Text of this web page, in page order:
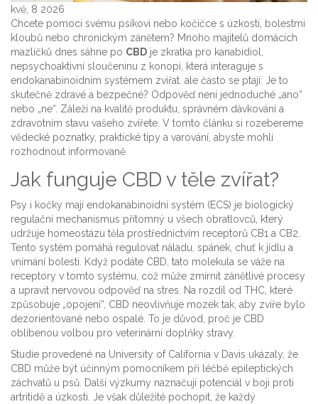
kvě, 8 2026
Chcete pomoci svému psíkovi nebo kočičce s úzkostí, bolestmi
kloubů nebo chronickým zánětem? Mnoho majitelů domácích
mazlíčků dnes sáhne po CBD je zkratka pro kanabidiol,
nepsychoaktivní sloučeninu z konopí, která interaguje s
endokanabinoidním systémem zvířat ale často se ptají: Je to
skutečně zdravé a bezpečné? Odpověď není jednoduché „ano“
nebo „ne“. Záleží na kvalitě produktu, správném dávkování a
zdravotním stavu vašeho zvířete. V tomto článku si rozebereme
vědecké poznatky, praktické tipy a varování, abyste mohli
rozhodnout informovaně.
Jak funguje CBD v těle zvířat?
Psy i kočky mají endokanabinoidní systém (ECS) je biologický
regulační mechanismus přítomný u všech obratlovců, který
udržuje homeostázu těla prostřednictvím receptorů CB1 a CB2
Tento systém pomáhá regulovat náladu, spánek, chuť k jídlu a
vnímání bolesti. Když podáte CBD, tato molekula se váže na
receptory v tomto systému, což může zmírnit zánětlivé procesy
a upravit nervovou odpověď na stres. Na rozdíl od THC, které
způsobuje „opojení“, CBD neovlivňuje mozek tak, aby zvíře bylo
dezorientované nebo ospalé. To je důvod, proč je CBD
oblíbenou volbou pro veterinární doplňky stravy.
Studie provedené na University of California v Davis ukázaly, že
CBD může být účinným pomocníkem při léčbě epileptických
záchvatů u psů. Další výzkumy naznačují potenciál v boji proti
artritidě a úzkosti. Je však důležité pochopit, že každý